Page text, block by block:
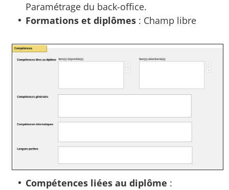
Paramétrage du back-office.
Formations et diplômes : Champ libre
Compétences liées au diplôme :